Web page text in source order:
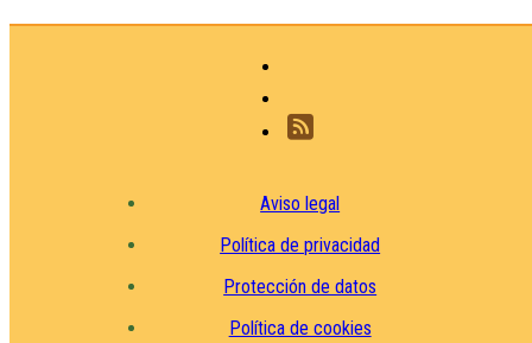
Aviso legal
Política de privacidad
Protección de datos
Política de cookies